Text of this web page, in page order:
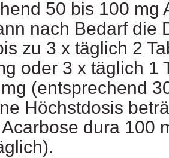
50 bis 100 mg
nach Bedarf die
zu 3 x täglich 2
oder 3 x täglich 1
(entsprechend
Höchstdosis
dura 100